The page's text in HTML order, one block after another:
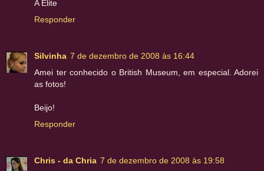
A Elite
Responder
Silvinha 7 de dezembro de 2008 às 16:44
Amei ter conhecido o British Museum, em especial. Adorei
as fotos!
Beijo!
Responder
Chris - da Chria 7 de dezembro de 2008 às 19:58